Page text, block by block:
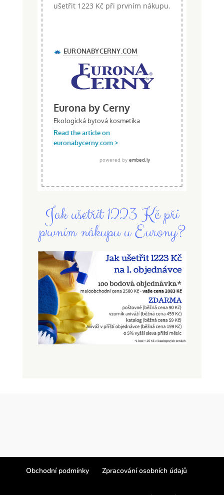
ušetřit 1223 Kč při prvním nákupu.
Jak ušetřit 1223 Kč při
prvním nákupu u Eurony?
Obchodní podmínky Zpracování osobních údajů